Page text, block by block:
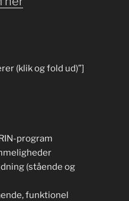
(klik og fold ud)”]
program
(stående og
funktionel